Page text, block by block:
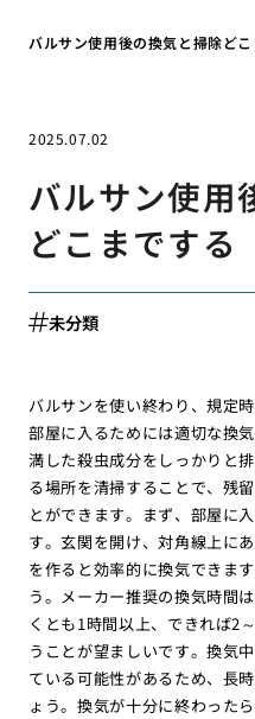
バルサン使用後の換気と掃除ど
2025.07.02
バルサン使用
どこまでする
未分類
バルサンを使い終わり、規定
部屋に入るためには適切な換
満した殺虫成分をしっかりと
る場所を清掃することで、残
とができます。まず、部屋に
す。玄関を開け、対角線上に
を作ると効率的に換気できま
う。メーカー推奨の換気時間
くとも1時間以上、できれば2
うことが望ましいです。換気
ている可能性があるため、長
ょう。換気が十分に終わった